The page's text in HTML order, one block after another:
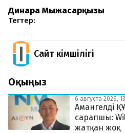
Динара Мыңжасарқызы
Тегтер:
Сайт Әкімшілігі
Оқыңыз
6 августа 2026,
Амангелді
сарапшы:
жатқан жоқ